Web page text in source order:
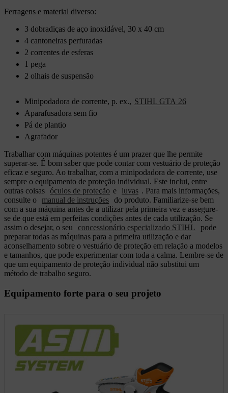
Ferragens e material diverso:
3 dobradiças de aço inoxidável, 30 x 40 cm
4 cantoneiras perfuradas
2 correntes de esferas
1 pega
2 olhais de suspensão
Minipodadora de corrente, p. ex., STIHL GTA 26
Aparafusadora sem fio
Pá de plantio
Agrafador
Trabalhar com máquinas potentes é um prazer que lhe permite
superar-se. É bom saber que pode contar com vestuário de proteção
eficaz e seguro. Ao trabalhar, com a minipodadora de corrente, use
sempre o equipamento de proteção individual. Este inclui, entre
outras coisas
óculos de proteção e luvas . Para mais informações,
consulte o
manual de instruções do produto. Familiarize-se bem
com a sua máquina antes de a utilizar pela primeira vez e assegure-
se de que está em perfeitas condições antes de cada utilização. Se
assim o desejar, o seu
concessionário especializado STIHL
pode
preparar todas as máquinas para a primeira utilização e dar
aconselhamento sobre o vestuário de proteção em relação a modelos
e tamanhos, que pode experimentar com toda a calma. Lembre-se de
que um equipamento de proteção individual não substitui um
método de trabalho seguro.
Equipamento forte para o seu projeto